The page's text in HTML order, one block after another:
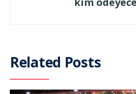
Related Posts